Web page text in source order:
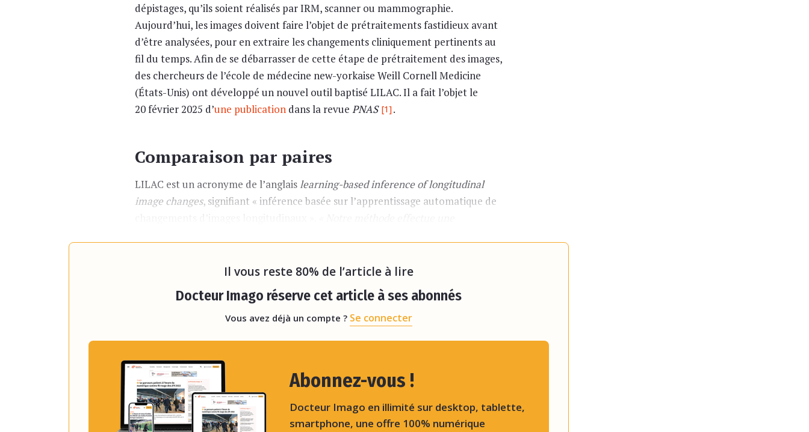
dépistages, qu’ils soient réalisés par IRM, scanner ou mammographie.
Aujourd’hui, les images doivent faire l’objet de prétraitements fastidieux avant
d’être analysées, pour en extraire les changements cliniquement pertinents au
fil du temps. Afin de se débarrasser de cette étape de prétraitement des images,
des chercheurs de l’école de médecine new-yorkaise Weill Cornell Medicine
(États-Unis) ont développé un nouvel outil baptisé LILAC. Il a fait l’objet le
20 février 2025 d’une publicationdans la revue PNAS [1].
Comparaison par paires
LILAC est un acronyme de l’anglais learning-based inference of longitudinal
image changes, signifiant « inférence basée sur l’apprentissage automatique de
Il vous reste 80% de l’article à lire
Docteur Imago réserve cet article à ses abonnés
Vous avez déjà un compte ? Se connecter
Abonnez-vous !
Docteur Imago en illimité sur desktop, tablette,
smartphone, une offre 100% numérique